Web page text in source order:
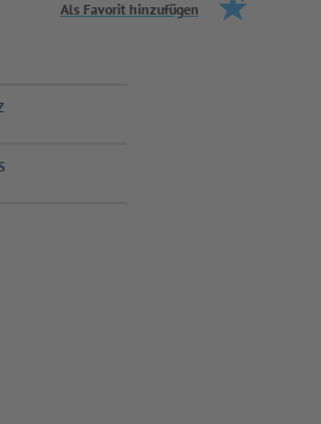
Als Favorit hinzufügen